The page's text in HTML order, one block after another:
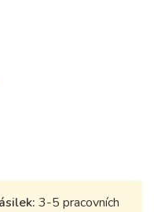
3-5 pracovních